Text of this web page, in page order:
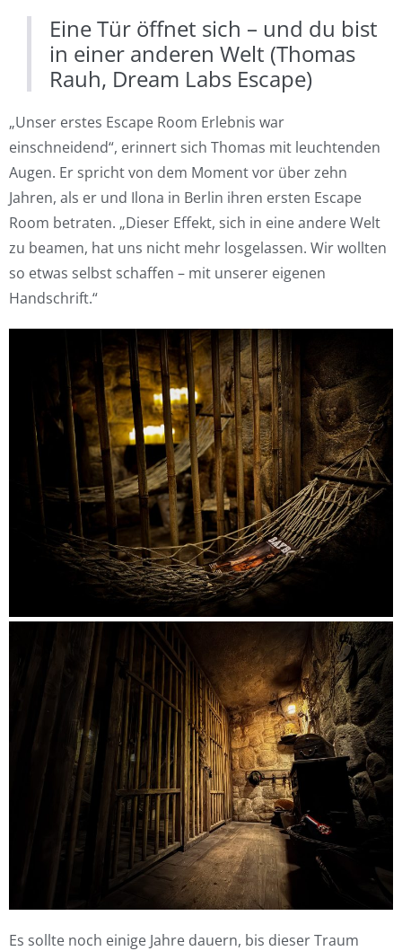
Eine Tür öffnet sich – und du bist
in einer anderen Welt (Thomas
Rauh, Dream Labs Escape)
„Unser erstes Escape Room Erlebnis war
einschneidend“, erinnert sich Thomas mit leuchtenden
Augen. Er spricht von dem Moment vor über zehn
Jahren, als er und Ilona in Berlin ihren ersten Escape
Room betraten. „Dieser Effekt, sich in eine andere Welt
zu beamen, hat uns nicht mehr losgelassen. Wir wollten
so etwas selbst schaffen – mit unserer eigenen
Handschrift.“
Es sollte noch einige Jahre dauern, bis dieser Traum